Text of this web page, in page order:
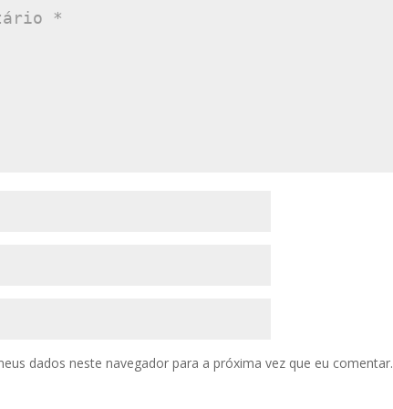
dados neste navegador para a próxima vez que eu comentar.